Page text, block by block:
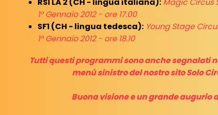
1° Gennaio 2012 - ore 17.00
SF1 (CH - lingua tedesca): Young Stage
1° Gennaio 2012 - ore 18.10
Tutti questi programmi sono anche segnalati
menù sinistro del nostro sito Solo
Buona visione e un grande augurio